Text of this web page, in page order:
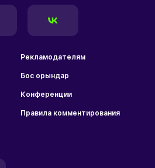
Рекламодателям
Бос орындар
Конференции
Правила комментирования